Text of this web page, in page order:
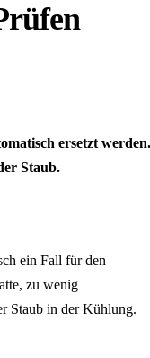
ersetzt werden.
Staub.
ein Fall für den
zu wenig
Staub in der Kühlung.